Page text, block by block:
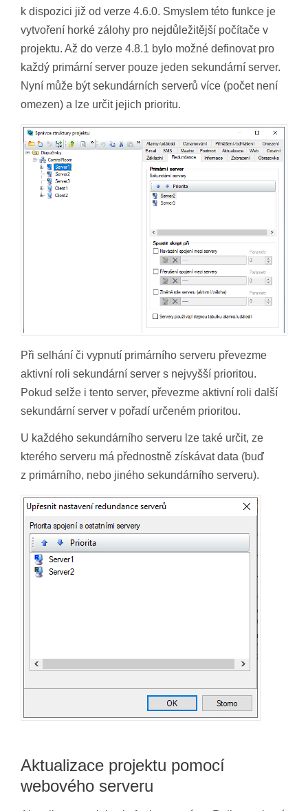
k dispozici již od verze 4.6.0. Smyslem této funkce je
vytvoření horké zálohy pro nejdůležitější počítače v
projektu. Až do verze 4.8.1 bylo možné definovat pro
každý primární server pouze jeden sekundární server.
Nyní může být sekundárních serverů více (počet není
omezen) a lze určit jejich prioritu.
Při selhání či vypnutí primárního serveru převezme
aktivní roli sekundární server s nejvyšší prioritou.
Pokud selže i tento server, převezme aktivní roli další
sekundární server v pořadí určeném prioritou.
U každého sekundárního serveru lze také určit, ze
kterého serveru má přednostně získávat data (buď
z primárního, nebo jiného sekundárního serveru).
Aktualizace projektu pomocí
webového serveru